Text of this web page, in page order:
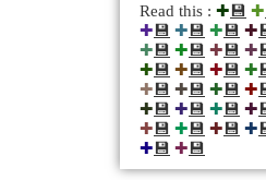
Read this : ✚💾 ✚
✚💾 ✚💾 ✚💾 ✚
✚💾 ✚💾 ✚💾 ✚
✚💾 ✚💾 ✚💾 ✚
✚💾 ✚💾 ✚💾 ✚
✚💾 ✚💾 ✚💾 ✚
✚💾 ✚💾 ✚💾 ✚
✚💾 ✚💾